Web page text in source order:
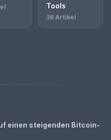
Tools
36 Artikel
einen steigenden Bitcoin-